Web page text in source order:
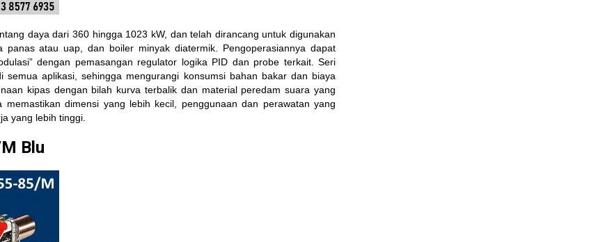
daya dari 360 hingga 1023 kW, dan telah dirancang untuk digunakan
atau uap, dan boiler minyak diatermik. Pengoperasiannya dapat
dengan pemasangan regulator logika PID dan probe terkait. Seri
aplikasi, sehingga mengurangi konsumsi bahan bakar dan biaya
kipas dengan bilah kurva terbalik dan material peredam suara yang
dimensi yang lebih kecil, penggunaan dan perawatan yang
yang lebih tinggi.
Blu